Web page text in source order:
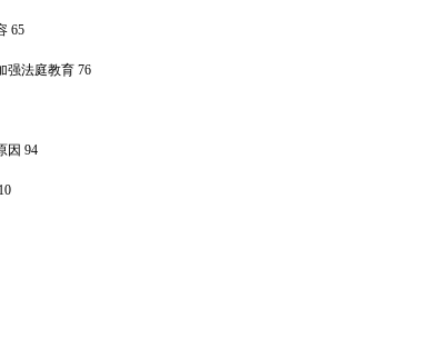
65
强法庭教育 76
因 94